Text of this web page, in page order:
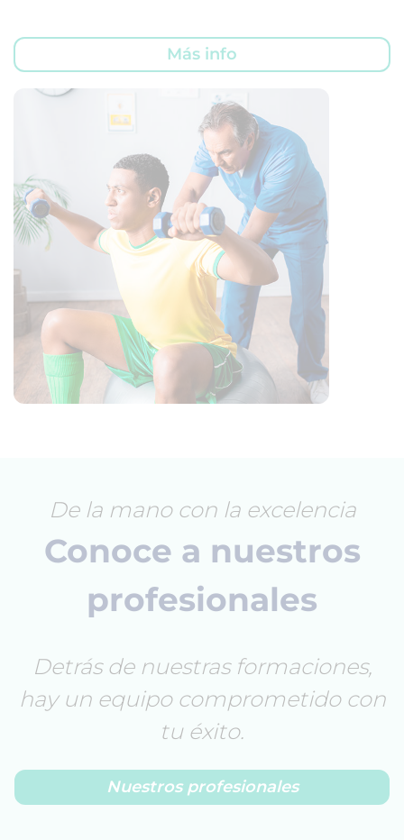
Más info
De la mano con la excelencia
Conoce a nuestros
profesionales
Detrás de nuestras formaciones,
hay un equipo comprometido con
tu éxito.
Nuestros profesionales